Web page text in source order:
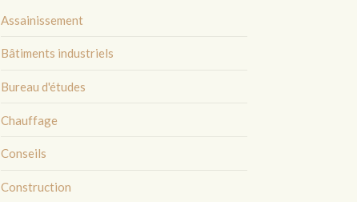
Assainissement
Bâtiments industriels
Bureau d'études
Chauffage
Conseils
Construction